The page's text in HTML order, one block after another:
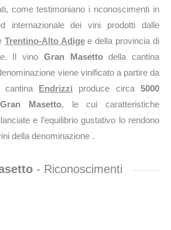
come testimoniano i riconoscimenti in
internazionale dei vini prodotti dalle
Trentino-Alto Adigee della provincia di
Il vino Gran Masettodella cantina
viene vinificato a partire da
Endrizzi produce circa5000
Gran Masetto, le cui caratteristiche
e l’equilibrio gustativo lo rendono
della denominazione .
- Riconoscimenti